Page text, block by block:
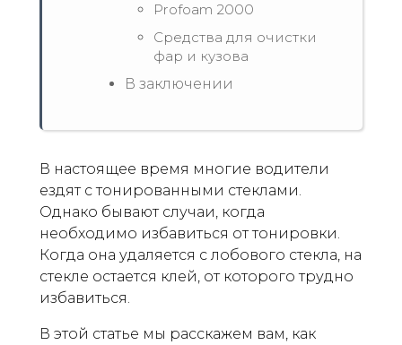
Profoam 2000
Средства для очистки
фар и кузова
В заключении
В настоящее время многие водители
ездят с тонированными стеклами.
Однако бывают случаи, когда
необходимо избавиться от тонировки.
Когда она удаляется с лобового стекла, на
стекле остается клей, от которого трудно
избавиться.
В этой статье мы расскажем вам, как